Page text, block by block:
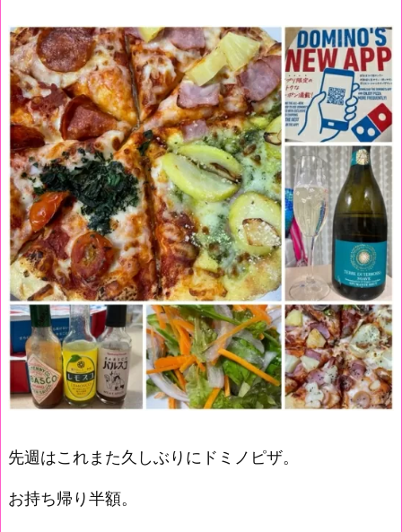
先週はこれまた久しぶりにドミノピザ。
お持ち帰り半額。